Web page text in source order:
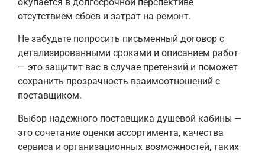
отсутствием сбоев и затрат на ремонт.
Не забудьте попросить письменный договор с
детализированными сроками и описанием работ
— это защитит вас в случае претензий и поможет
сохранить прозрачность взаимоотношений с
поставщиком.
Выбор надежного поставщика душевой кабины —
это сочетание оценки ассортимента, качества
сервиса и организационных возможностей, таких